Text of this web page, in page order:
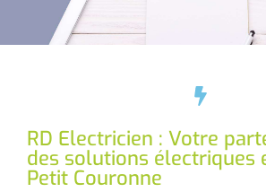
RD Electricien : Votre
des solutions électriques
Petit Couronne